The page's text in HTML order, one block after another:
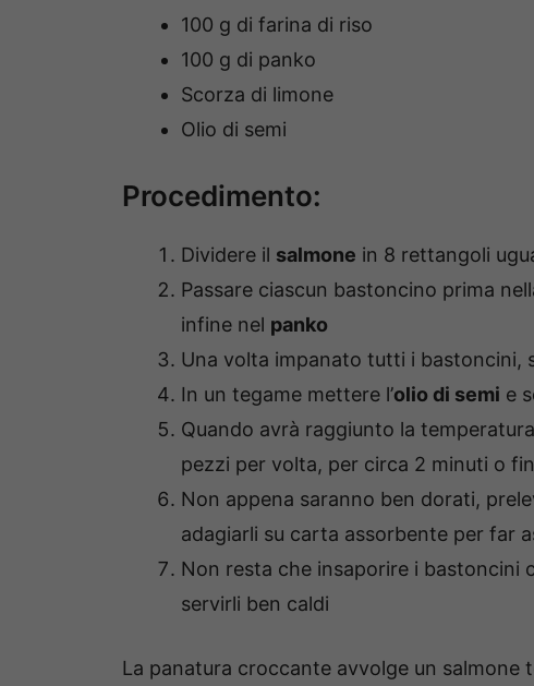
100 g di farina di riso
100 g di panko
Scorza di limone
Olio di semi
Procedimento:
Dividere il salmone in 8 rettangoli
Passare ciascun bastoncino prima
infine nel panko
Una volta impanato tutti i bastoncini,
In un tegame mettere l’olio di semi e
Quando avrà raggiunto la
pezzi per volta, per circa 2 minuti o
Non appena saranno ben dorati,
adagiarli su carta assorbente per far
Non resta che insaporire i bastoncini
servirli ben caldi
La panatura croccante avvolge un salmone